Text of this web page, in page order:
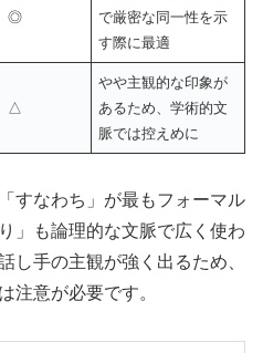
◎
で厳密な同一性を示
す際に最適
△
やや主観的な印象が
あるため、学術的文
脈では控えめに
すなわち」が最もフォーマル
」も論理的な文脈で広く使わ
し手の主観が強く出るため、
注意が必要です。